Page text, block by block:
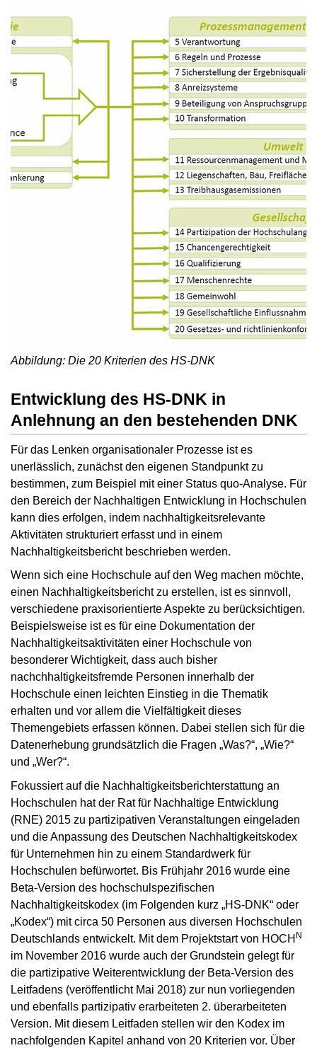
Abbildung: Die 20 Kriterien des HS-DNK
Entwicklung des HS-DNK in
Anlehnung an den bestehenden DNK
Für das Lenken organisationaler Prozesse ist es
unerlässlich, zunächst den eigenen Standpunkt zu
bestimmen, zum Beispiel mit einer Status quo-Analyse. Für
den Bereich der Nachhaltigen Entwicklung in Hochschulen
kann dies erfolgen, indem nachhaltigkeitsrelevante
Aktivitäten strukturiert erfasst und in einem
Nachhaltigkeitsbericht beschrieben werden.
Wenn sich eine Hochschule auf den Weg machen möchte,
einen Nachhaltigkeitsbericht zu erstellen, ist es sinnvoll,
verschiedene praxisorientierte Aspekte zu berücksichtigen.
Beispielsweise ist es für eine Dokumentation der
Nachhaltigkeitsaktivitäten einer Hochschule von
besonderer Wichtigkeit, dass auch bisher
nachchhaltigkeitsfremde Personen innerhalb der
Hochschule einen leichten Einstieg in die Thematik
erhalten und vor allem die Vielfältigkeit dieses
Themengebiets erfassen können. Dabei stellen sich für die
Datenerhebung grundsätzlich die Fragen „Was?“, „Wie?“
und „Wer?“.
Fokussiert auf die Nachhaltigkeitsberichterstattung an
Hochschulen hat der Rat für Nachhaltige Entwicklung
(RNE) 2015 zu partizipativen Veranstaltungen eingeladen
und die Anpassung des Deutschen Nachhaltigkeitskodex
für Unternehmen hin zu einem Standardwerk für
Hochschulen befürwortet. Bis Frühjahr 2016 wurde eine
Beta-Version des hochschulspezifischen
Nachhaltigkeitskodex (im Folgenden kurz „HS-DNK“ oder
„Kodex“) mit circa 50 Personen aus diversen Hochschulen
Deutschlands entwickelt. Mit dem Projektstart von HOCH N
im November 2016 wurde auch der Grundstein gelegt für
die partizipative Weiterentwicklung der Beta-Version des
Leitfadens (veröffentlicht Mai 2018) zur nun vorliegenden
und ebenfalls partizipativ erarbeiteten 2. überarbeiteten
Version. Mit diesem Leitfaden stellen wir den Kodex im
nachfolgenden Kapitel anhand von 20 Kriterien vor. Über